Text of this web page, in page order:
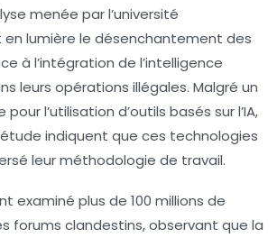
menée par l’université
en lumière le désenchantement des
à l’intégration de l’intelligence
leurs opérations illégales. Malgré un
l’utilisation d’outils basés sur l’IA,
indiquent que ces technologies
leur méthodologie de travail.
examiné plus de 100 millions de
forums clandestins, observant que la